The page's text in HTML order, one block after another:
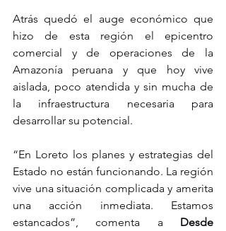
Atrás quedó el auge económico que
hizo de esta región el epicentro
comercial y de operaciones de la
Amazonía peruana y que hoy vive
aislada, poco atendida y sin mucha de
la infraestructura necesaria para
desarrollar su potencial.
“En Loreto los planes y estrategias del
Estado no están funcionando. La región
vive una situación complicada y amerita
una acción inmediata. Estamos
estancados”, comenta a Desde